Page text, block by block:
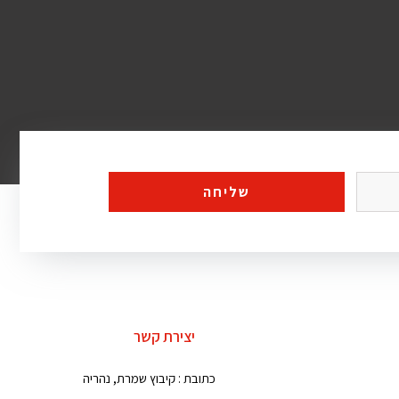
שליחה
יצירת קשר
כתובת : קיבוץ שמרת, נהריה